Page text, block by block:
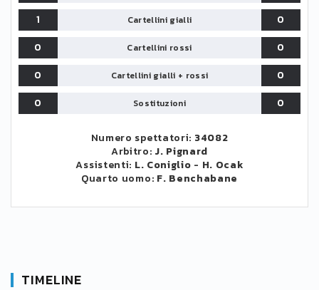
1
Cartellini gialli
0
0
Cartellini rossi
0
0
Cartellini gialli + rossi
0
0
Sostituzioni 0
Numero spettatori: 34082
Arbitro: J. Pignard
Assistenti: L. Coniglio - H. Ocak
Quarto uomo: F. Benchabane
TIMELINE